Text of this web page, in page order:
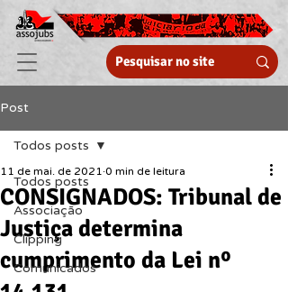
Post
Todos posts
Associação
Clipping
Comunicados
Todos posts
CONSIGNADOS: Tribunal de
Justiça determina
cumprimento da Lei nº
11 de mai. de 2021 0 min de leitura